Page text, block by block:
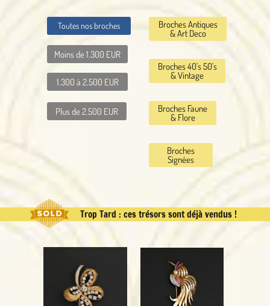
Broches
Signées
Broches Antiques
& Art Deco
Broches Faune
& Flore
Broches 40's 50's
& Vintage
Toutes nos broches
Moins de 1.300 EUR
Plus de 2.500 EUR
1.300 à 2.500 EUR
Trop Tard : ces trésors sont déjà vendus !